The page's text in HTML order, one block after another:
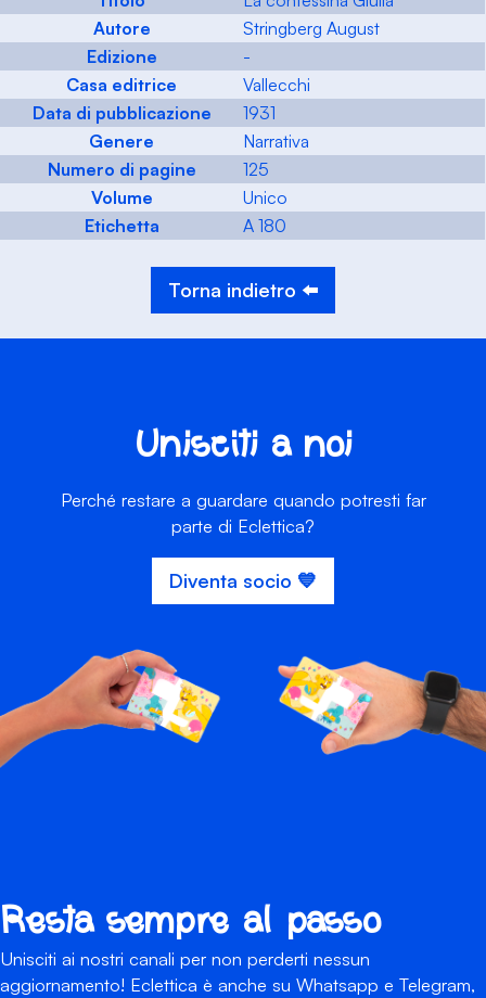
Autore
Stringberg August
Edizione
-
Casa editrice
Vallecchi
Data di pubblicazione
1931
Genere
Narrativa
Numero di pagine
125
Volume
Unico
Etichetta
A 180
Torna indietro ⬅️
Unisciti a noi
Perché restare a guardare quando potresti far
parte di Eclettica?
Diventa socio 💙
Resta sempre al passo
Unisciti ai nostri canali per non perderti nessun
aggiornamento! Eclettica è anche su Whatsapp e Telegram,